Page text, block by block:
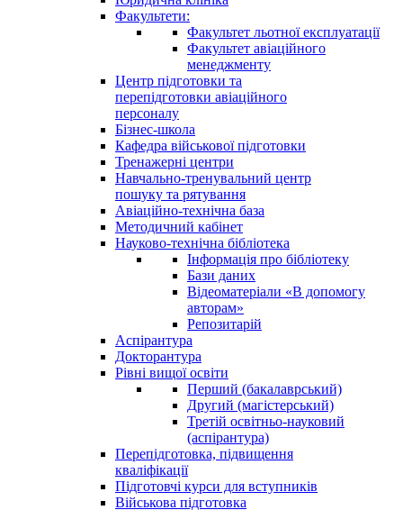
Факультети:
Факультет льотної експлуатації
Факультет авіаційного
менеджменту
Центр підготовки та
перепідготовки авіаційного
персоналу
Бізнес-школа
Кафедра військової підготовки
Тренажерні центри
Навчально-тренувальний центр
пошуку та рятування
Авіаційно-технічна база
Методичний кабінет
Науково-технічна бібліотека
Інформація про бібліотеку
Бази даних
Відеоматеріали «В допомогу
авторам»
Репозитарій
Аспірантура
Докторантура
Рівні вищої освіти
Перший (бакалаврський)
Другий (магістерський)
Третій освітньо-науковий
(аспірантура)
Перепідготовка, підвищення
кваліфікації
Пiдготовчі курси для вступників
Військова підготовка